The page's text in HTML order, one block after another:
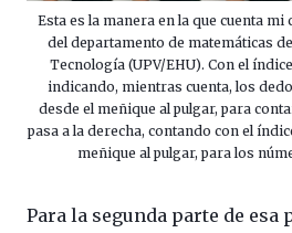
Esta es la manera en la que cuenta
del departamento de matemáticas
Tecnología (UPV/EHU). Con el
indicando, mientras cuenta, los
desde el meñique al pulgar, para
pasa a la derecha, contando con el
meñique al pulgar, para los
Para la segunda parte de